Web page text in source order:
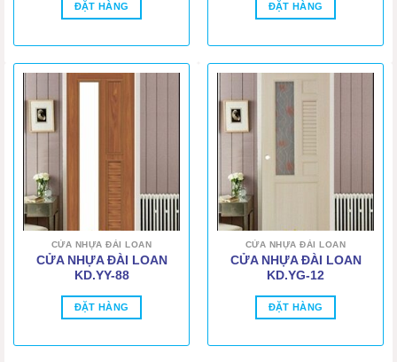
ĐẶT HÀNG ĐẶT HÀNG
CỬA NHỰA ĐÀI LOAN
CỬA NHỰA ĐÀI LOAN
KD.YY-88
ĐẶT HÀNG
CỬA NHỰA ĐÀI LOAN
CỬA NHỰA ĐÀI LOAN
KD.YG-12
ĐẶT HÀNG